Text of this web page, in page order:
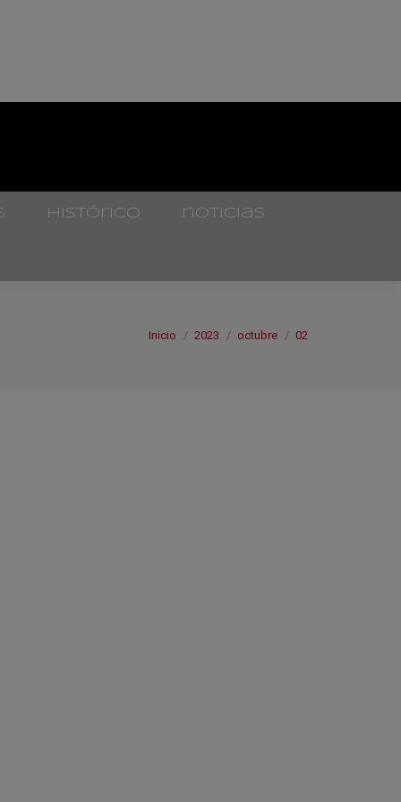
histórico noticias
Estás aquí:
Inicio 2023 octubre 02